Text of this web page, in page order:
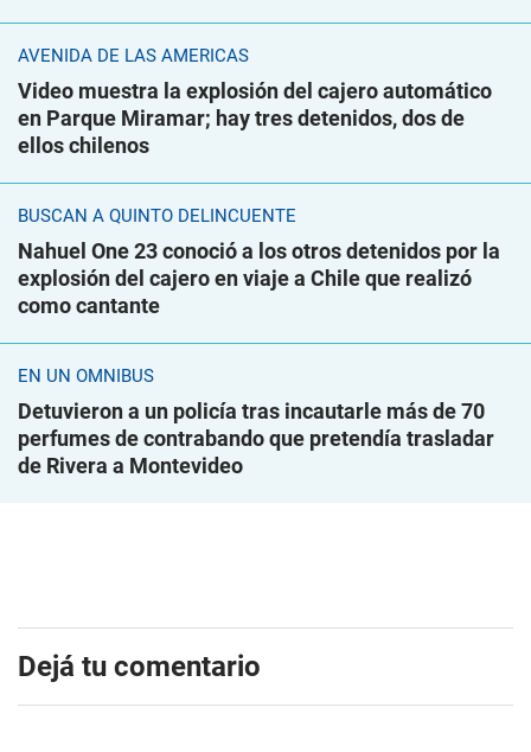
AVENIDA DE LAS AMÉRICAS
Video muestra la explosión del cajero automático
en Parque Miramar; hay tres detenidos, dos de
ellos chilenos
BUSCAN A QUINTO DELINCUENTE
Nahuel One 23 conoció a los otros detenidos por la
explosión del cajero en viaje a Chile que realizó
como cantante
EN UN ÓMNIBUS
Detuvieron a un policía tras incautarle más de 70
perfumes de contrabando que pretendía trasladar
de Rivera a Montevideo
Dejá tu comentario